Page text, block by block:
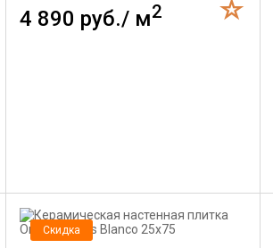
4 890 руб./ м2
Скидка